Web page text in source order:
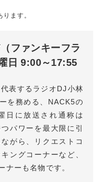
ます。
ファンキーフラ
日 9:00～17:55
表するラジオDJ小林
を務める、NACK5の
日に放送され通称は
パワーを最大限に引
がら、リクエストコ
ングコーナーなど、
ナーも名物です。